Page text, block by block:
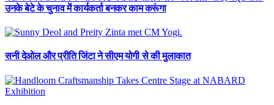
उनके बेटे के चुनाव में कार्यकर्ता बनकर काम करूंगा
सनी देओल और प्रीति जिंटा ने सीएम योगी से की मुलाकात